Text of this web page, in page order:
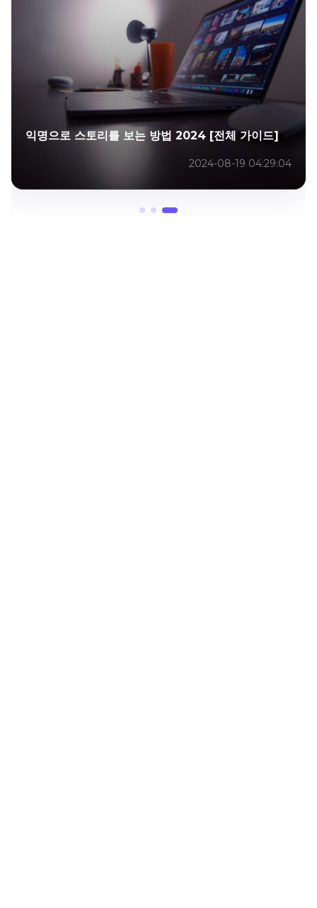
익명으로 스토리를 보는 방법 2024 [전체 가이드]
2024-08-19 04:29:04